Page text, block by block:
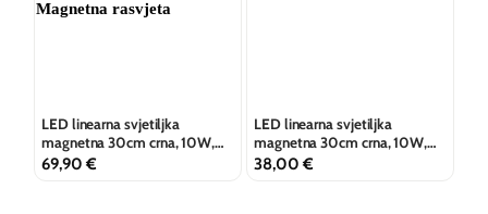
LED linearna svjetiljka
magnetna 30cm crna, 10W,
120°, 48V DC, 3000K, CRI90,
69,90 €
LED linearna svjetiljka
magnetna 30cm crna, 10W,
120°, 48V DC, 3000K, CRI90
38,00 €